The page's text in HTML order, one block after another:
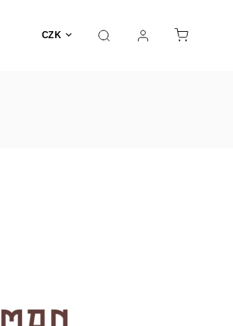
CZK
a fitness Fyzioterapie